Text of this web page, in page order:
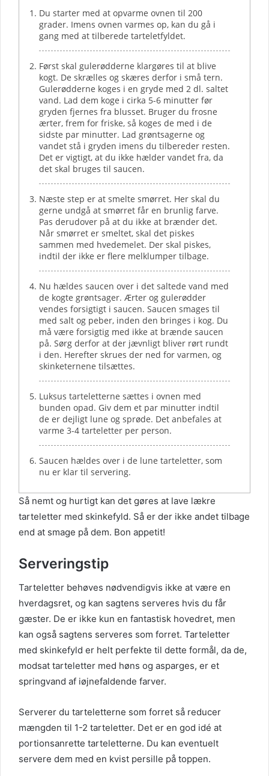
Du starter med at opvarme ovnen til 200
grader. Imens ovnen varmes op, kan du gå i
gang med at tilberede tarteletfyldet.
Først skal gulerødderne klargøres til at blive
kogt. De skrælles og skæres derfor i små tern.
Gulerødderne koges i en gryde med 2 dl. saltet
vand. Lad dem koge i cirka 5-6 minutter før
gryden fjernes fra blusset. Bruger du frosne
ærter, frem for friske, så koges de med i de
sidste par minutter. Lad grøntsagerne og
vandet stå i gryden imens du tilbereder resten.
Det er vigtigt, at du ikke hælder vandet fra, da
det skal bruges til saucen.
Næste step er at smelte smørret. Her skal du
gerne undgå at smørret får en brunlig farve.
Pas derudover på at du ikke at brænder det.
Når smørret er smeltet, skal det piskes
sammen med hvedemelet. Der skal piskes,
indtil der ikke er flere melklumper tilbage.
Nu hældes saucen over i det saltede vand med
de kogte grøntsager. Ærter og gulerødder
vendes forsigtigt i saucen. Saucen smages til
med salt og peber, inden den bringes i kog. Du
må være forsigtig med ikke at brænde saucen
på. Sørg derfor at der jævnligt bliver rørt rundt
i den. Herefter skrues der ned for varmen, og
skinketernene tilsættes.
Luksus tarteletterne sættes i ovnen med
bunden opad. Giv dem et par minutter indtil
de er dejligt lune og sprøde. Det anbefales at
varme 3-4 tarteletter per person.
Saucen hældes over i de lune tarteletter, som
nu er klar til servering.
Så nemt og hurtigt kan det gøres at lave lækre
tarteletter med skinkefyld. Så er der ikke andet tilbage
end at smage på dem. Bon appetit!
Serveringstip
Tarteletter behøves nødvendigvis ikke at være en
hverdagsret, og kan sagtens serveres hvis du får
gæster. De er ikke kun en fantastisk hovedret, men
kan også sagtens serveres som forret. Tarteletter
med skinkefyld er helt perfekte til dette formål, da de,
modsat tarteletter med høns og asparges, er et
springvand af iøjnefaldende farver.
Serverer du tarteletterne som forret så reducer
mængden til 1-2 tarteletter. Det er en god idé at
portionsanrette tarteletterne. Du kan eventuelt
servere dem med en kvist persille på toppen.